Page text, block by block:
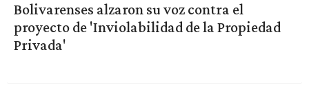
Bolivarenses alzaron su voz contra el
proyecto de 'Inviolabilidad de la Propiedad
Privada'